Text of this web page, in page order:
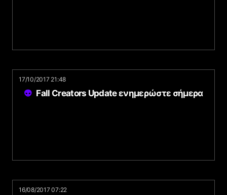
17/10/2017 21:48
Fall Creators Update ενημερώστε σήμερα
16/08/2017 07:22